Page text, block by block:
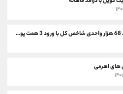
بورس 9 تیر 1405؛ رشد 68 هزار واحدی شاخص کل با ورود 3 همت پول حقیقی
های اهرمی